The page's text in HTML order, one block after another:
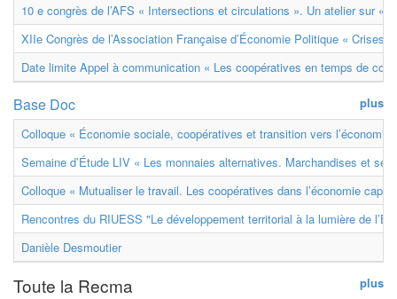
10 e congrès de l’AFS « Intersections et circulations ». Un atelier sur «
XIIe Congrès de l’Association Française d’Économie Politique « Crises
Date limite Appel à communication « Les coopératives en temps de
plus
Base Doc
Colloque « Économie sociale, coopératives et transition vers
Semaine d’Étude LIV « Les monnaies alternatives. Marchandises et
Colloque « Mutualiser le travail. Les coopératives dans l’économie
Rencontres du RIUESS "Le développement territorial à la lumière de
Danièle Desmoutier
plus
Toute la Recma